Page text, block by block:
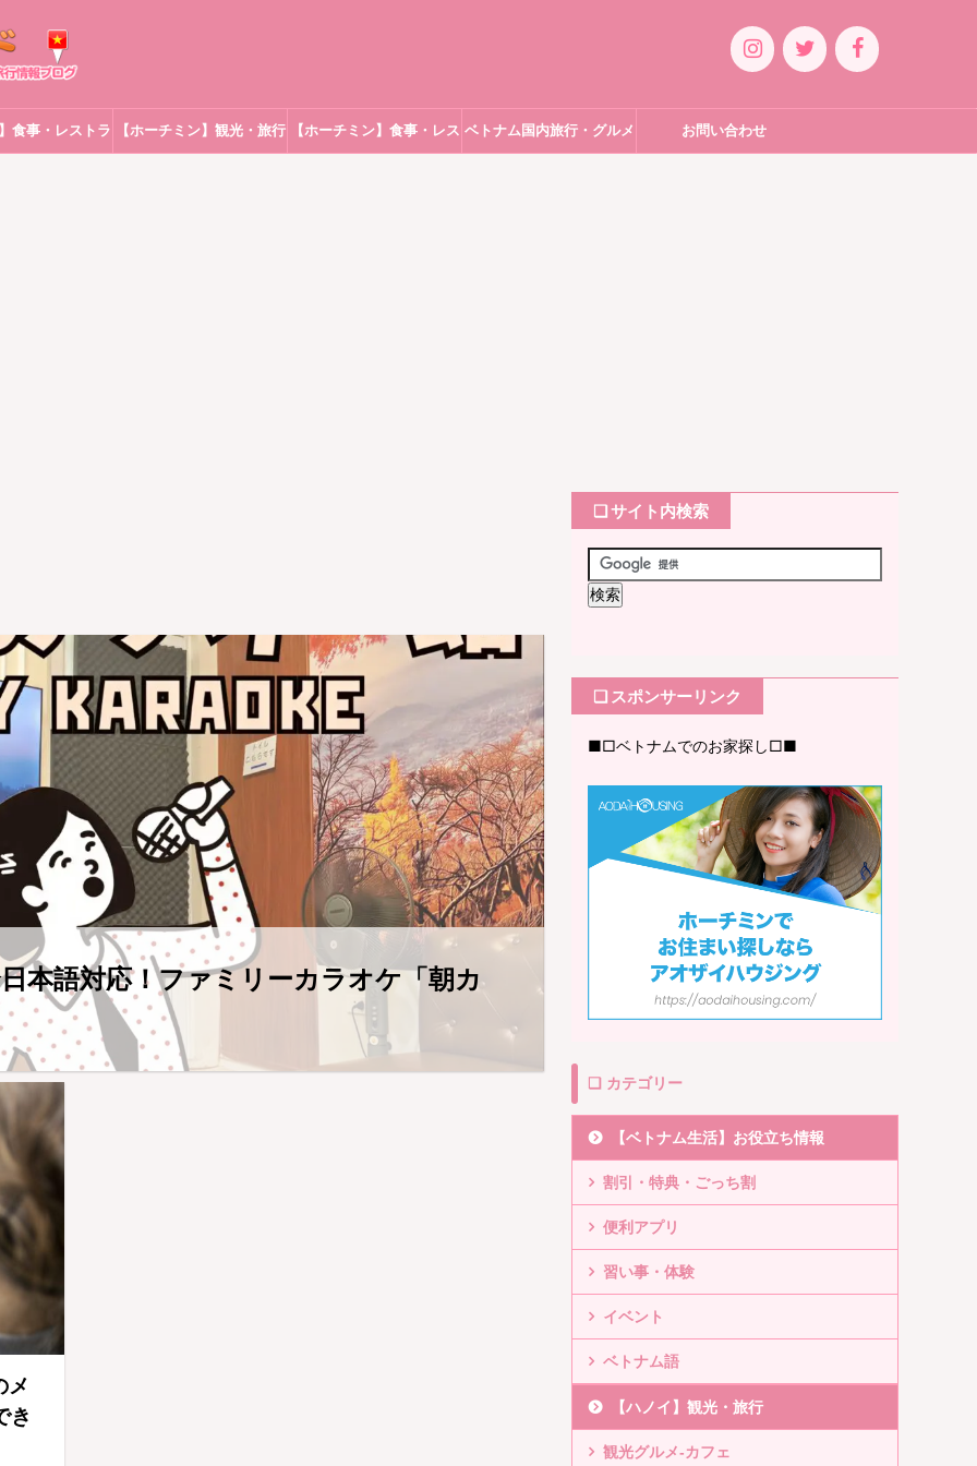
食事・レストラ 【ホーチミン】観光・旅行 【ホーチミン】食事・レス ベトナム国内旅行・グルメ お問い合わせ
本語対応！ファミリーカラオケ「朝カ
メ
き
❏ サイト内検索
❏ スポンサーリンク
■□ベトナムでのお家探し□■
❏ カテゴリー
【ベトナム生活】お役立ち情報
割引・特典・ごっち割
便利アプリ
習い事・体験
イベント
ベトナム語
【ハノイ】観光・旅行
観光グルメ-カフェ